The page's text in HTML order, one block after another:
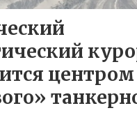
центром